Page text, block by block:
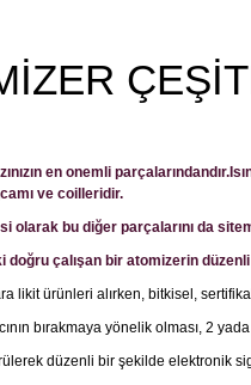
en onemli
ve coilleridir.
olarak bu diğer parçalarını da
doğru çalışan bir atomizerin
likit ürünleri alırken, bitkisel,
bırakmaya yönelik olması, 2
düzenli bir şekilde elektronik